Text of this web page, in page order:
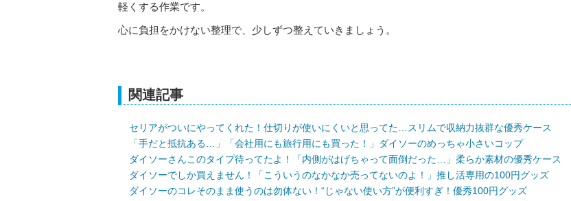
軽くする作業です。
心に負担をかけない整理で、少しずつ整えていきましょう。
関連記事
セリアがついにやってくれた！仕切りが使いにくいと思ってた…スリムで収納力抜群な優秀ケース
「手だと抵抗ある…」「会社用にも旅行用にも買った！」ダイソーのめっちゃ小さいコップ
ダイソーさんこのタイプ待ってたよ！「内側がはげちゃって面倒だった…」柔らか素材の優秀ケース
ダイソーでしか買えません！「こういうのなかなか売ってないのよ！」推し活専用の100円グッズ
ダイソーのコレそのまま使うのは勿体ない！“じゃない使い方”が便利すぎ！優秀100円グッズ